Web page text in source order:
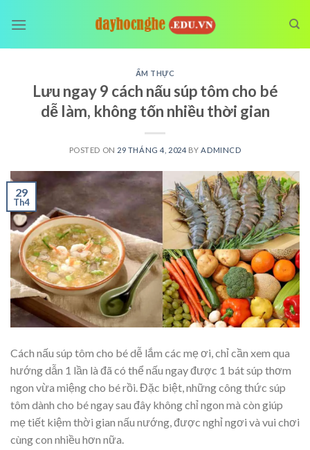
ẨM THỰC
Lưu ngay 9 cách nấu súp tôm cho bé
dễ làm, không tốn nhiều thời gian
POSTED ON 29 THÁNG 4, 2024 BY ADMINCD
29
Th4
Cách nấu súp tôm cho bé dễ lắm các mẹ ơi, chỉ cần xem qua
hướng dẫn 1 lần là đã có thể nấu ngay được 1 bát súp thơm
ngon vừa miệng cho bé rồi. Đặc biệt, những công thức súp
tôm dành cho bé ngay sau đây không chỉ ngon mà còn giúp
mẹ tiết kiệm thời gian nấu nướng, được nghỉ ngơi và vui chơi
cùng con nhiều hơn nữa.